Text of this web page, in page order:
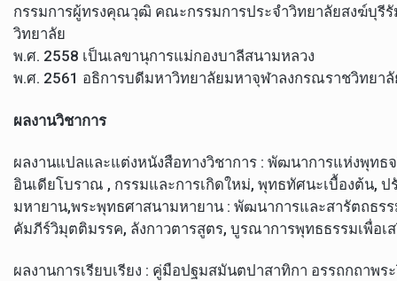
กรรมการผู้ทรงคุณวุฒิ คณะกรรมการประจำวิทยาลัยสงฆ์บุรี
วิทยาลัย
พ.ศ. 2558 เป็นเลขานุการแม่กองบาลีสนามหลวง
พ.ศ. 2561 อธิการบดีมหาวิทยาลัยมหาจุฬาลงกรณราชวิทยา
ผลงานวิชาการ
ผลงานแปลและแต่งหนังสือทางวิชาการ : พัฒนาการแห่งพุท
อินเดียโบราณ , กรรมและการเกิดใหม่, พุทธทัศนะเบื้องต้น,
มหายาน,พระพุทธศาสนามหายาน : พัฒนาการและสารัตถธร
คัมภีร์วิมุตติมรรค, ลังกาวตารสูตร, บูรณาการพุทธธรรมเพื่อเ
ผลงานการเรียบเรียง : คู่มือปฐมสมันตปาสาทิกา อรรถกถาพ